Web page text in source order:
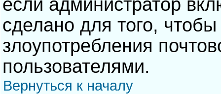
если администратор
сделано для того, чтобы
злоупотребления
пользователями.
Вернуться к началу